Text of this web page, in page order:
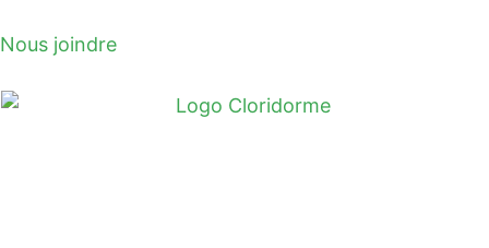
Nous joindre